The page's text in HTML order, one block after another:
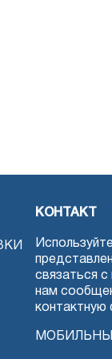
КОНТАКТ
связаться с
нам
контактную